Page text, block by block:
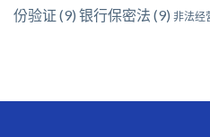
份验证 (9) 银行保密法 (9) 非法经